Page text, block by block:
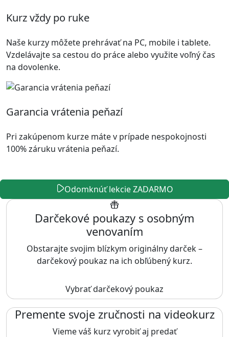
Kurz vždy po ruke
Naše kurzy môžete prehrávať na PC, mobile i tablete.
Vzdelávajte sa cestou do práce alebo využite voľný čas
na dovolenke.
Garancia vrátenia peňazí
Pri zakúpenom kurze máte v prípade nespokojnosti
100% záruku vrátenia peňazí.
Odomknúť lekcie ZADARMO
Darčekové poukazy s osobným
venovaním
Obstarajte svojim blízkym originálny darček –
darčekový poukaz na ich obľúbený kurz.
Vybrať darčekový poukaz
Premente svoje zručnosti na videokurz
Vieme váš kurz vyrobiť aj predať